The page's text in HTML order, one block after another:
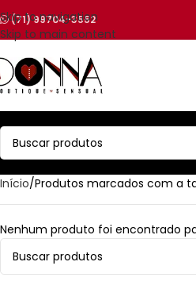
Skip to navigation
Skip to main content
(71) 99704-3552
Início Produtos marcados com a
Nenhum produto foi encontrado